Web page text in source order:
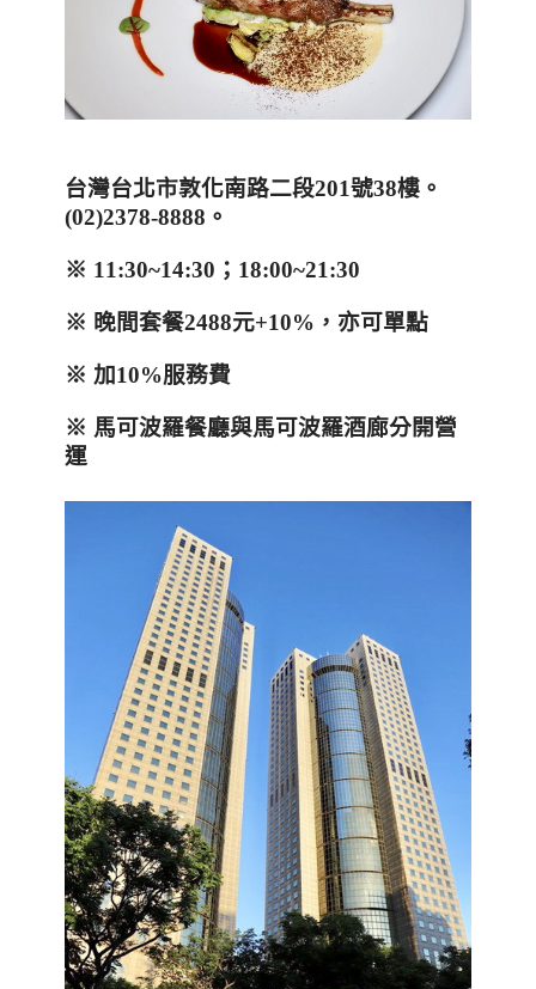
台灣台北市敦化南路二段201號38樓。
(02)2378-8888 。
※ 11:30~14:30 ； 18:00~21:30
※ 晚間套餐2488元+10% ，亦可單點
※ 加10%服務費
※ 馬可波羅餐廳與馬可波羅酒廊分開營
運